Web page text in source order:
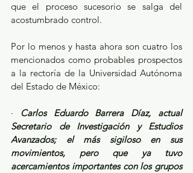
que el proceso sucesorio se salga del
acostumbrado control.
Por lo menos y hasta ahora son cuatro los
mencionados como probables prospectos
a la rectoría de la Universidad Autónoma
del Estado de México:
·
Carlos Eduardo Barrera Díaz, actual
Secretario de Investigación y Estudios
Avanzados; el más sigiloso en sus
movimientos, pero que ya tuvo
acercamientos importantes con los grupos